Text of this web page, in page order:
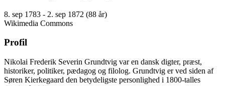
8. sep 1783 - 2. sep 1872 (88 år)
Wikimedia Commons
Profil
Nikolai Frederik Severin Grundtvig var en dansk digter, præst,
historiker, politiker, pædagog og filolog. Grundtvig er ved siden af
Søren Kierkegaard den betydeligste personlighed i 1800-talles